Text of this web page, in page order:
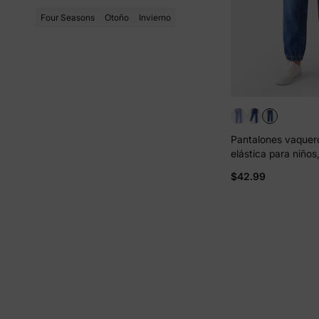
Four Seasons Otoño Invierno
Pantalones
elástica para niños,
diario, con
$42.99